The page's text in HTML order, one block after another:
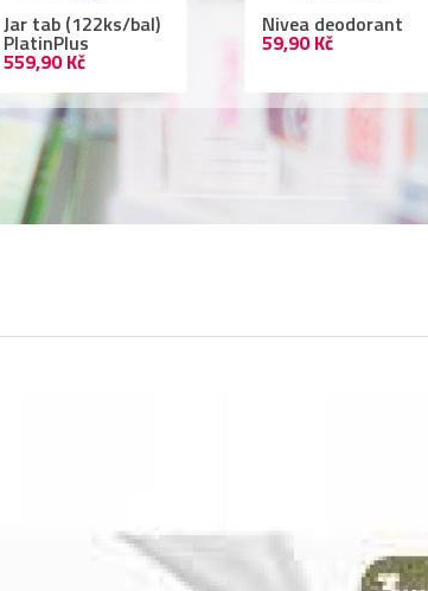
Nivea deodorant
59,90 Kč
Lactovit Těl.ml.400
ml reg od 109,90
109,90 Kč